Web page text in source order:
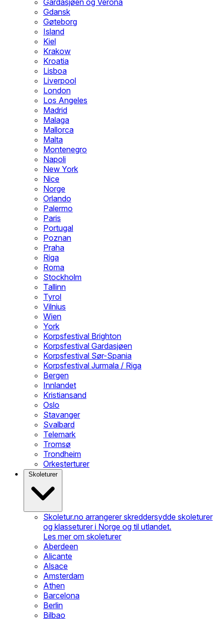
Gardasjøen og Verona
Gdansk
Gøteborg
Island
Kiel
Krakow
Kroatia
Lisboa
Liverpool
London
Los Angeles
Madrid
Malaga
Mallorca
Malta
Montenegro
Napoli
New York
Nice
Norge
Orlando
Palermo
Paris
Portugal
Poznan
Praha
Riga
Roma
Stockholm
Tallinn
Tyrol
Vilnius
Wien
York
Korpsfestival Brighton
Korpsfestival Gardasjøen
Korpsfestival Sør-Spania
Korpsfestival Jurmala / Riga
Bergen
Innlandet
Kristiansand
Oslo
Stavanger
Svalbard
Telemark
Tromsø
Trondheim
Orkesterturer
Skoleturer
Skoletur.no arrangerer skreddersydde skoleturer
og klasseturer i Norge og til utlandet.
Les mer om skoleturer
Aberdeen
Alicante
Alsace
Amsterdam
Athen
Barcelona
Berlin
Bilbao